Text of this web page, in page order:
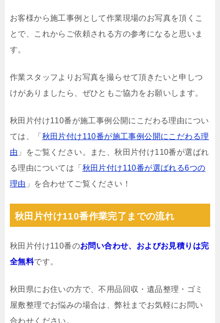
お客様から施工事例として作業現場のお写真を頂くこ
とで、これからご依頼される方の参考になると思いま
す。
作業スタッフよりお写真を撮らせて頂きたいと申しつ
けがありましたら、ぜひともご協力をお願いします。
秋田片付け110番が施工事例公開にこだわる理由につい
ては、「 秋田片付け110番が施工事例公開にこだわる理
由 」をご覧ください。また、秋田片付け110番が選ばれ
る理由については「 秋田片付け110番が選ばれる6つの
理由 」を合わせてご覧ください！
秋田片付け110番作業完了までの流れ
秋田片付け110番のお問い合わせ、およびお見積りは完
全無料です。
秋田県にお住いの方で、不用品回収・遺品整理・ゴミ
屋敷整理でお悩みの場合は、弊社までお気軽にお問い
合わせください。